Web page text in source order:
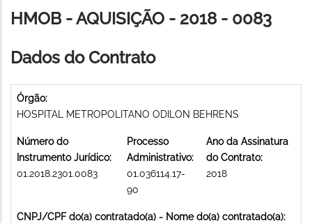
de
HMOB - AQUISIÇÃO - 2018 - 0083
Dados do Contrato
Órgão:
HOSPITAL METROPOLITANO ODILON BEHRENS
Número do
Instrumento Jurídico:
01.2018.2301.0083
Processo
Administrativo:
01.036114.17-
90
Ano da Assinatura
do Contrato:
2018
CNPJ/CPF do(a) contratado(a) - Nome do(a) contratado(a):